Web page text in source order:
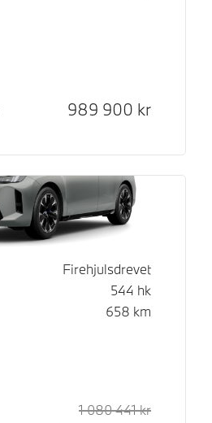
Kontantpris
989 900 kr
Firehjulsdrevet
544 hk
658 km
1 080 441kr